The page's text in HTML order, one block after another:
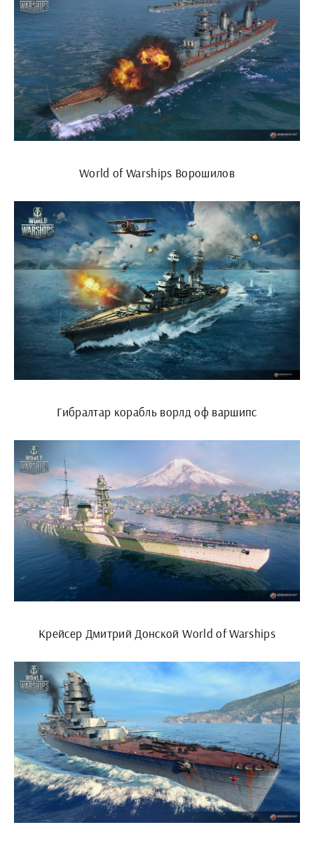
World of Warships Ворошилов
Гибралтар корабль ворлд оф варшипс
Крейсер Дмитрий Донской World of Warships